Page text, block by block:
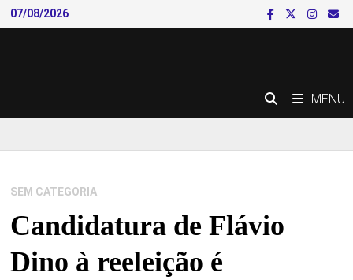
Skip
to
07/08/2026
MENU
SEM CATEGORIA
Candidatura de Flávio
Dino à reeleição é